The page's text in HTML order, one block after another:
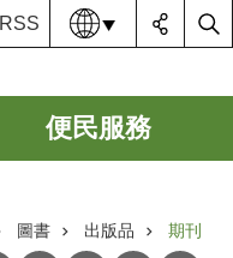
RSS 語系
便民服務
圖書 出版品 期刊